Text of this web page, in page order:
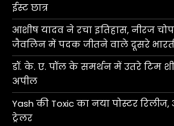
ईस्ट छात्र
आशीष यादव ने रचा इतिहास, नीरज
जैवलिन में पदक जीतने वाले दूसरे
डॉ. के. ए. पॉल के समर्थन में उतरे टिम
अपील
Yash की Toxic का नया पोस्टर
ट्रेलर